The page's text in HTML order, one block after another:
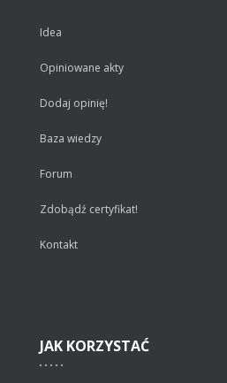
Idea
Opiniowane akty
Dodaj opinię!
Baza wiedzy
Forum
Zdobądź certyfikat!
Kontakt
JAK KORZYSTAĆ